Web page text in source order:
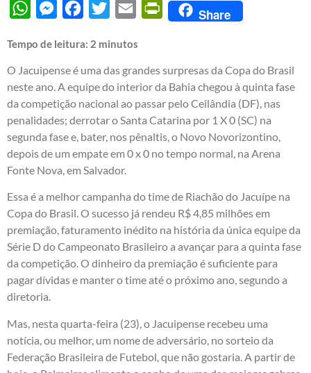
WhatsAppMessengerFacebook
Twitter Email PrintFriendly
Share
Tempo de leitura: 2 minutos
O Jacuipense é uma das grandes surpresas da Copa do Brasil
neste ano. A equipe do interior da Bahia chegou à quinta fase
da competição nacional ao passar pelo Ceilândia (DF), nas
penalidades; derrotar o Santa Catarina por 1 X 0 (SC) na
segunda fase e, bater, nos pênaltis, o Novo Novorizontino,
depois de um empate em 0 x 0 no tempo normal, na Arena
Fonte Nova, em Salvador.
Essa é a melhor campanha do time de Riachão do Jacuípe na
Copa do Brasil. O sucesso já rendeu R$ 4,85 milhões em
premiação, faturamento inédito na história da única equipe da
Série D do Campeonato Brasileiro a avançar para a quinta fase
da competição. O dinheiro da premiação é suficiente para
pagar dívidas e manter o time até o próximo ano, segundo a
diretoria.
Mas, nesta quarta-feira (23), o Jacuipense recebeu uma
notícia, ou melhor, um nome de adversário, no sorteio da
Federação Brasileira de Futebol, que não gostaria. A partir de